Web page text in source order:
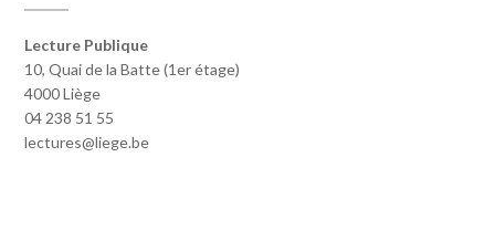
Lecture Publique
10, Quai de la Batte (1er étage)
4000 Liège
04 238 51 55
lectures@liege.be